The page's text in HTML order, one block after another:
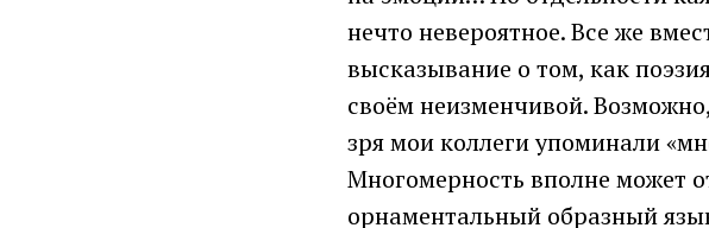
нечто невероятное. Все же
высказывание о том, как
своём неизменчивой.
зря мои коллеги упоминали
Многомерность вполне может
орнаментальный образный